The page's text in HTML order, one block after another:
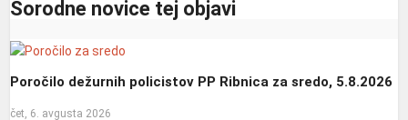
Sorodne novice tej objavi
Poročilo dežurnih policistov PP Ribnica za sredo, 5.8.2026
čet, 6. avgusta 2026